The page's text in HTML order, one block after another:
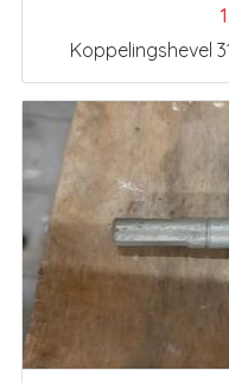
Koppelingshevel